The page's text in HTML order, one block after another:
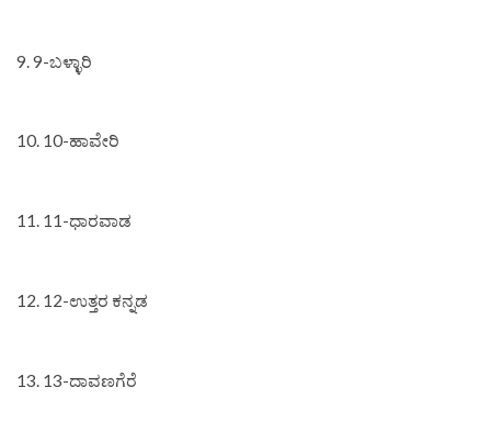
9. 9-ಬಳ್ಳಾರಿ
10. 10-ಹಾವೇರಿ
11. 11-ಧಾರವಾಡ
12. 12-ಉತ್ತರ ಕನ್ನಡ
13. 13-ದಾವಣಗೆರೆ